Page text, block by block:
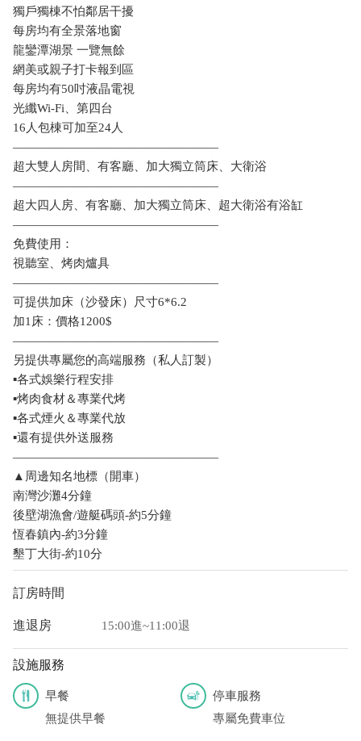
獨戶獨棟不怕鄰居干擾
每房均有全景落地窗
龍鑾潭湖景 一覽無餘
網美或親子打卡報到區
每房均有50吋液晶電視
光纖Wi-Fi、第四台
16人包棟可加至24人
—————————————————
超大雙人房間、有客廳、加大獨立筒床、大衛浴
—————————————————
超大四人房、有客廳、加大獨立筒床、超大衛浴有浴缸
—————————————————
免費使用：
視聽室、烤肉爐具
—————————————————
可提供加床（沙發床）尺寸6*6.2
加1床：價格1200$
—————————————————
另提供專屬您的高端服務（私人訂製）
▪️各式娛樂行程安排
▪️烤肉食材＆專業代烤
▪️各式煙火＆專業代放
▪️還有提供外送服務
—————————————————
▲周邊知名地標（開車）
南灣沙灘4分鐘
後壁湖漁會/遊艇碼頭-約5分鐘
恆春鎮內-約3分鐘
墾丁大街-約10分
訂房時間
進退房 15:00進~11:00退
設施服務
早餐
無提供早餐
停車服務
專屬免費車位